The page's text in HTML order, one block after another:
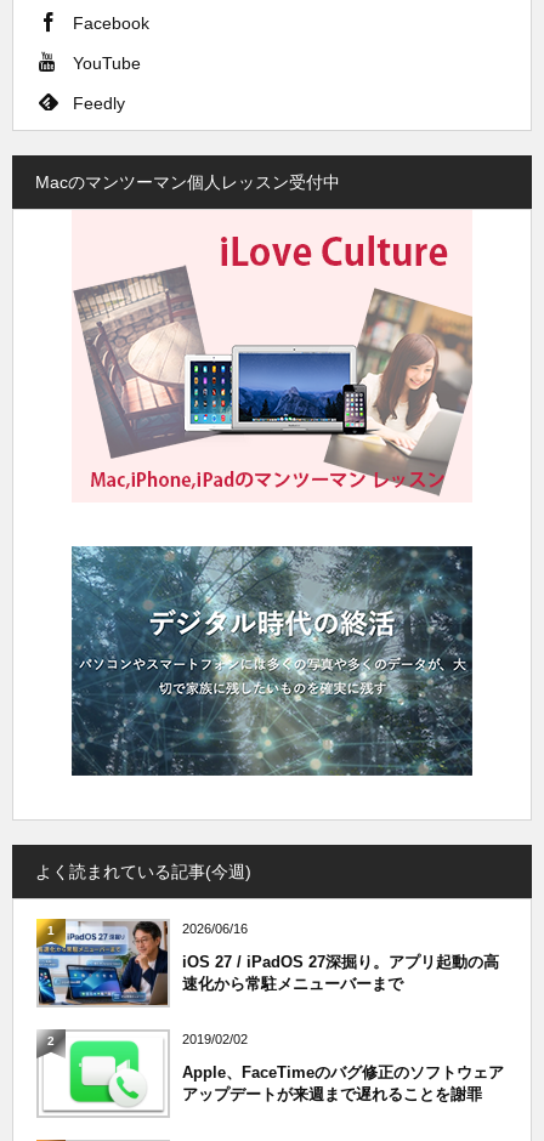
Facebook
YouTube
Feedly
Macのマンツーマン個人レッスン受付中
よく読まれている記事(今週)
1 2026/06/16
iOS 27 / iPadOS 27深掘り。アプリ起動の高
速化から常駐メニューバーまで
2 2019/02/02
Apple、FaceTimeのバグ修正のソフトウェア
アップデートが来週まで遅れることを謝罪